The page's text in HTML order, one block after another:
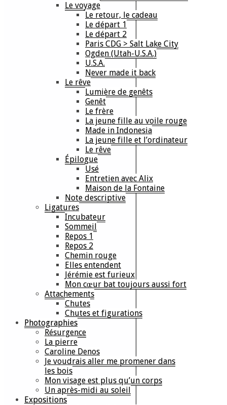
Le voyage
Le retour, le cadeau
Le départ 1
Le départ 2
Paris CDG > Salt Lake City
Ogden (Utah-U.S.A.)
U.S.A.
Never made it back
Le rêve
Lumière de genêts
Genêt
Le frère
La jeune fille au voile rouge
Made in Indonesia
La jeune fille et l’ordinateur
Le rêve
Épilogue
Usé
Entretien avec Alix
Maison de la Fontaine
Note descriptive
Ligatures
Incubateur
Sommeil
Repos 1
Repos 2
Chemin rouge
Elles entendent
Jérémie est furieux
Mon cœur bat toujours aussi fort
Attachements
Chutes
Chutes et figurations
Photographies
Résurgence
La pierre
Caroline Denos
Je voudrais aller me promener dans
les bois
Mon visage est plus qu’un corps
Un après-midi au soleil
Expositions